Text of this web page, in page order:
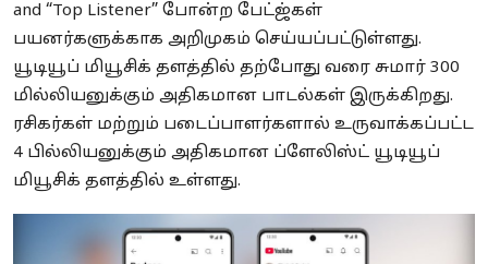
and “Top Listener” போன்ற பேட்ஜ்கள்
பயனர்களுக்காக அறிமுகம் செய்யப்பட்டுள்ளது.
யூடியூப் மியூசிக் தளத்தில் தற்போது வரை சுமார் 300
மில்லியனுக்கும் அதிகமான பாடல்கள் இருக்கிறது.
ரசிகர்கள் மற்றும் படைப்பாளர்களால் உருவாக்கப்பட்ட
4 பில்லியனுக்கும் அதிகமான ப்ளேலிஸ்ட் யூடியூப்
மியூசிக் தளத்தில் உள்ளது.